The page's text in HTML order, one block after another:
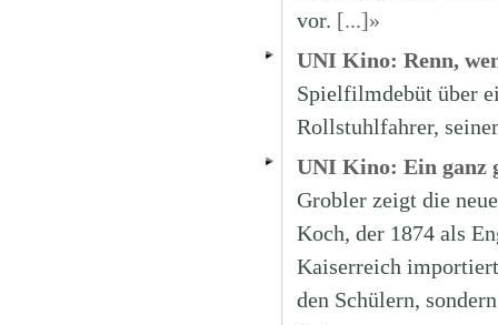
vor. [...]»
UNI Kino: Renn,
Spielfilmdebüt über
Rollstuhlfahrer,
UNI Kino: Ein ganz
Grobler zeigt die
Koch, der 1874 als
Kaiserreich
den Schülern,